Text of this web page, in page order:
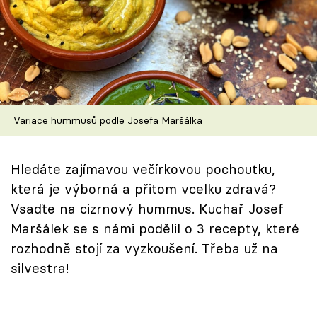
TV Program
Škola vaření
Recepty z TV
Speciál: Cuketa
Sledujte prima+
Přihlášení
Variace hummusů podle Josefa Maršálka
Hledáte zajímavou večírkovou pochoutku,
která je výborná a přitom vcelku zdravá?
Vsaďte na cizrnový hummus. Kuchař Josef
Maršálek se s námi podělil o 3 recepty, které
rozhodně stojí za vyzkoušení. Třeba už na
silvestra!